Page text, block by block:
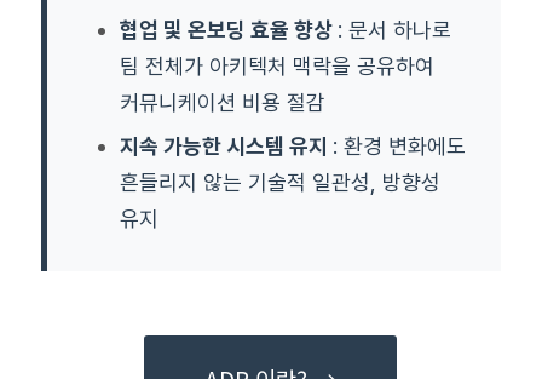
협업 및 온보딩 효율 향상 : 문서 하나로
팀 전체가 아키텍처 맥락을 공유하여
커뮤니케이션 비용 절감
지속 가능한 시스템 유지 : 환경 변화에도
흔들리지 않는 기술적 일관성, 방향성
유지